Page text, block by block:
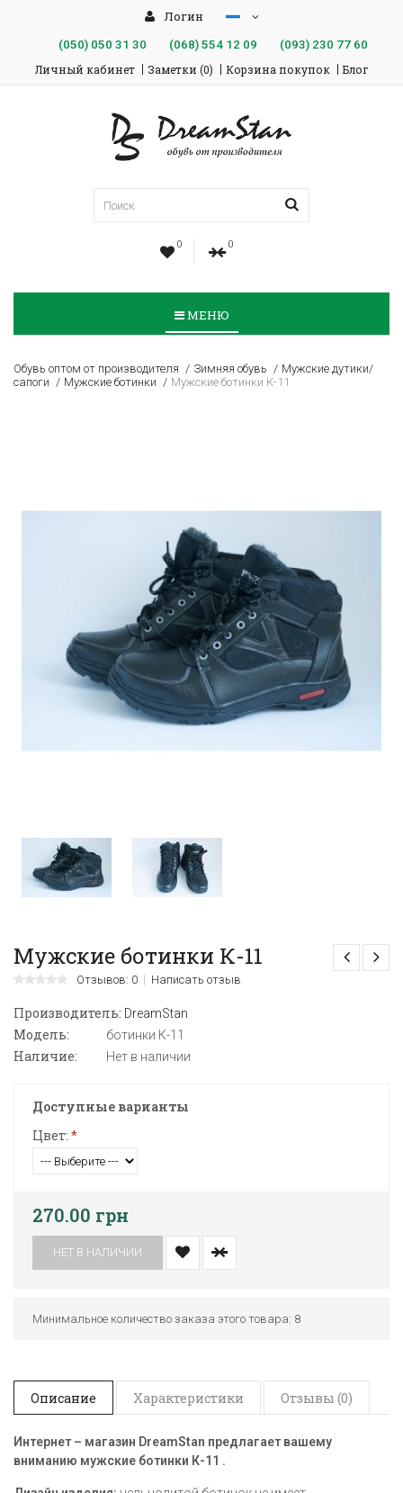
Логин
(050)050 31 30 (068)554 12 09 (093)230 77 60
Личный кабинет Заметки (0) Корзина покупок Блог
0 0
МЕНЮ
Обувь оптом от производителя Зимняя обувь
Мужские дутики/
сапоги
Мужские ботинки Мужские ботинки К-11
Мужские ботинки К-11
Отзывов: 0 Написать отзыв
Производитель: DreamStan
Модель: ботинки К-11
Наличие: Нет в наличии
Доступные варианты
Цвет: *
270.00 грн
НЕТ В НАЛИЧИИ
Минимальное количество заказа этого товара: 8
Описание Характеристики Отзывы (0)
Интернет – магазин DreamStan предлагает вашему
вниманию мужские ботинки К-11 .